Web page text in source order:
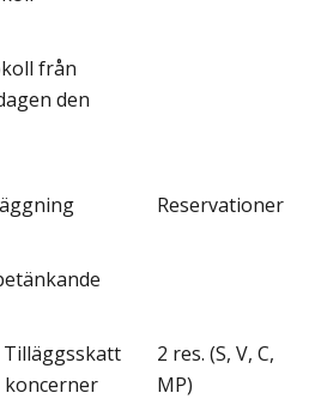
från
den
Reservationer
Tilläggsskatt
2 res. (S, V, C,
MP)